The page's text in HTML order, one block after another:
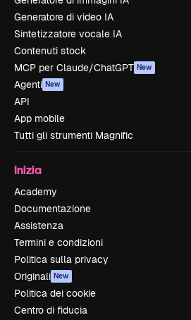
Generatore di video IA
Sintetizzatore vocale IA
Contenuti stock
MCP per Claude/ChatGPT New
Agenti New
API
App mobile
Tutti gli strumenti Magnific
Inizia
Academy
Documentazione
Assistenza
Termini e condizioni
Politica sulla privacy
Originali New
Politica dei cookie
Centro di fiducia